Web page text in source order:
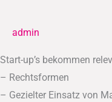
admin
Start-up’s bekommen
– Rechtsformen
– Gezielter Einsatz von